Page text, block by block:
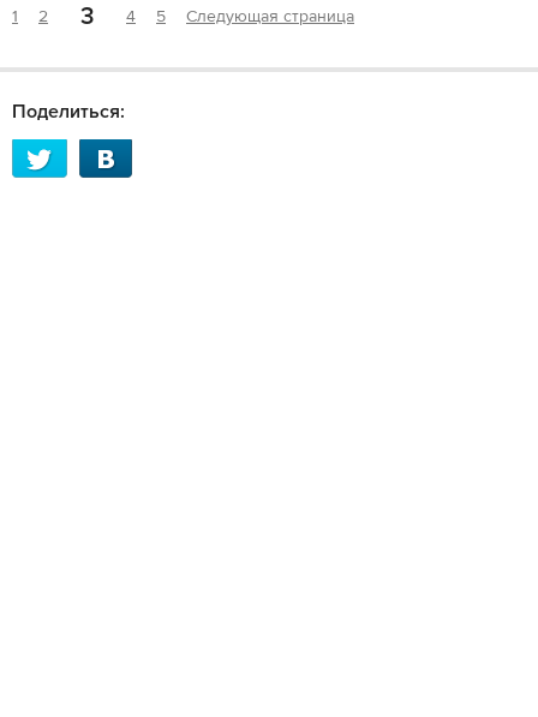
1 2 3 4 5 Следующая страница
Поделиться: